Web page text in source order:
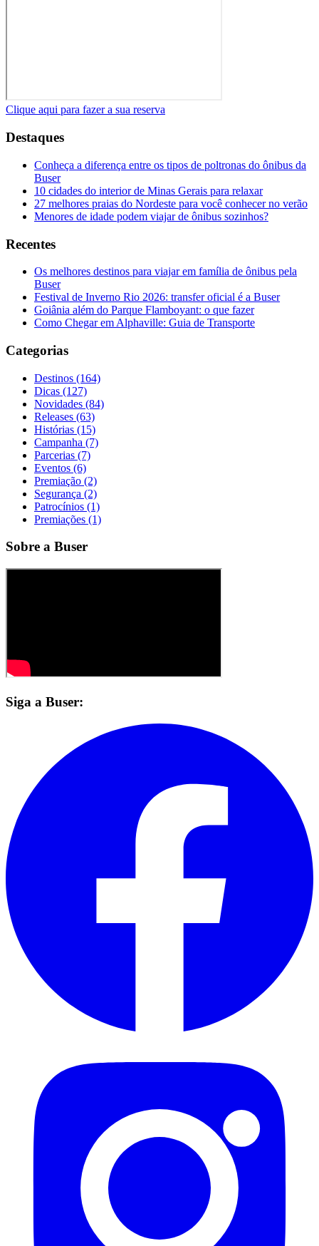
Clique aqui para fazer a sua reserva
Destaques
Conheça a diferença entre os tipos de poltronas do ônibus da
Buser
10 cidades do interior de Minas Gerais para relaxar
27 melhores praias do Nordeste para você conhecer no verão
Menores de idade podem viajar de ônibus sozinhos?
Recentes
Os melhores destinos para viajar em família de ônibus pela
Buser
Festival de Inverno Rio 2026: transfer oficial é a Buser
Goiânia além do Parque Flamboyant: o que fazer
Como Chegar em Alphaville: Guia de Transporte
Categorias
Destinos (164)
Dicas (127)
Novidades (84)
Releases (63)
Histórias (15)
Campanha (7)
Parcerias (7)
Eventos (6)
Premiação (2)
Segurança (2)
Patrocínios (1)
Premiações (1)
Sobre a Buser
Siga a Buser: